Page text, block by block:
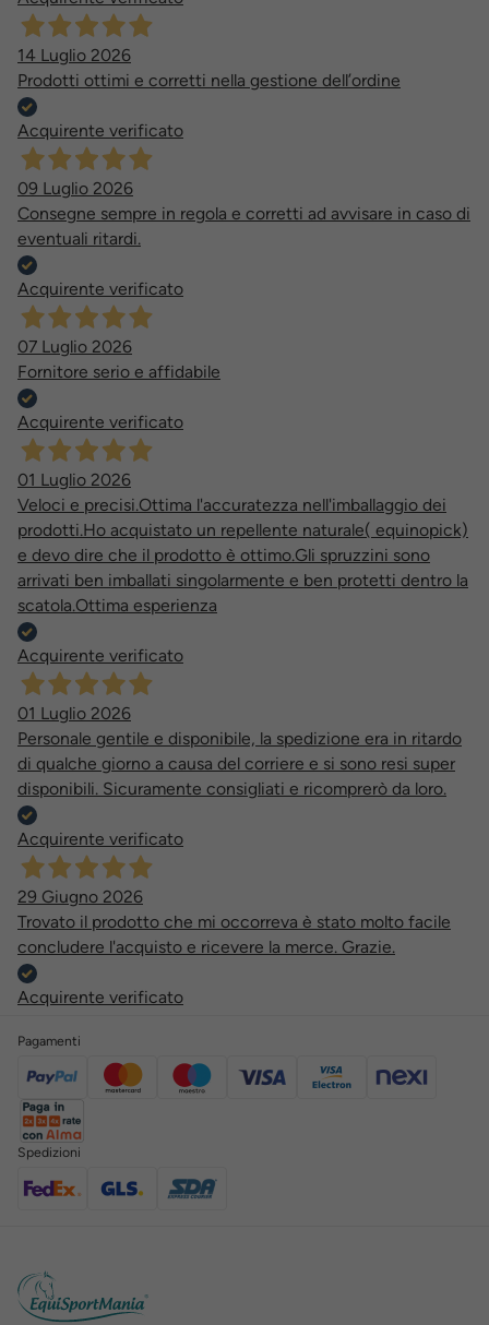
14 Luglio 2026
Prodotti ottimi e corretti nella gestione dell’ordine
Acquirente verificato
09 Luglio 2026
Consegne sempre in regola e corretti ad avvisare in caso di
eventuali ritardi.
Acquirente verificato
07 Luglio 2026
Fornitore serio e affidabile
Acquirente verificato
01 Luglio 2026
Veloci e precisi.Ottima l'accuratezza nell'imballaggio dei
prodotti.Ho acquistato un repellente naturale( equinopick)
e devo dire che il prodotto è ottimo.Gli spruzzini sono
arrivati ben imballati singolarmente e ben protetti dentro la
scatola.Ottima esperienza
Acquirente verificato
01 Luglio 2026
Personale gentile e disponibile, la spedizione era in ritardo
di qualche giorno a causa del corriere e si sono resi super
disponibili. Sicuramente consigliati e ricomprerò da loro.
Acquirente verificato
29 Giugno 2026
Trovato il prodotto che mi occorreva è stato molto facile
concludere l'acquisto e ricevere la merce. Grazie.
Acquirente verificato
Pagamenti
Spedizioni